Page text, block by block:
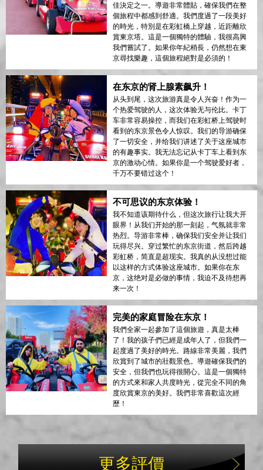
佳決定之一。導遊非常體貼，確保我們在整
個旅程中都感到舒適。我們度過了一段美好
的時光，特別是在彩虹橋上穿越，近距離欣
賞東京塔。這是一個獨特的體驗，我很高興
我們嘗試了。如果你年紀稍長，仍然想在東
京尋找樂趣，這個旅程絕對是必須的！
在东京的肾上腺素飙升！
从头到尾，这次旅游真是令人兴奋！作为一
个热爱驾驶的人，这次体验无与伦比。卡丁
车非常容易操控，而我们在彩虹桥上驾驶时
看到的东京景色令人惊叹。我们的导游确保
了一切安全，并给我们讲述了关于这座城市
的有趣事实。我无法忘记从卡丁车上看到东
京的激动心情。如果你是一个驾驶爱好者，
千万不要错过这个！
不可思议的东京体验！
我不知道该期待什么，但这次旅行让我大开
眼界！从我们开始的那一刻起，气氛就非常
热烈。导游非常棒，确保我们安全并让我们
玩得尽兴。穿过繁忙的东京街道，然后跨越
彩虹桥，简直是超现实。我真的从没想过能
以这样的方式体验这座城市。如果你在东
京，这绝对是必做的事情，我迫不及待想再
来一次！
完美的家庭冒险在东京！
我們全家一起參加了這個旅遊，真是太棒
了！我的孩子們已經是成年人了，但我們一
起度過了美好的時光。路線非常美麗，我們
欣賞到了城市的壯觀景色。導遊確保我們的
安全，但我們也玩得很開心。這是一個獨特
的方式來和家人共度時光，從完全不同的角
度欣賞東京的美好。我們非常喜歡這次經
歷！
更多評價